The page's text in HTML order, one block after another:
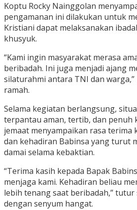
Koptu Rocky Nainggolan
pengamanan ini dilakukan untuk
Kristiani dapat melaksanakan
khusyuk.
“Kami ingin masyarakat merasa
beribadah. Ini juga menjadi ajang
silaturahmi antara TNI dan
ramah.
Selama kegiatan berlangsung,
terpantau aman, tertib, dan penuh
jemaat menyampaikan rasa terima
dan kehadiran Babinsa yang turut
damai selama kebaktian.
“Terima kasih kepada Bapak
menjaga kami. Kehadiran beliau
lebih tenang saat beribadah,”
dengan senyum hangat.